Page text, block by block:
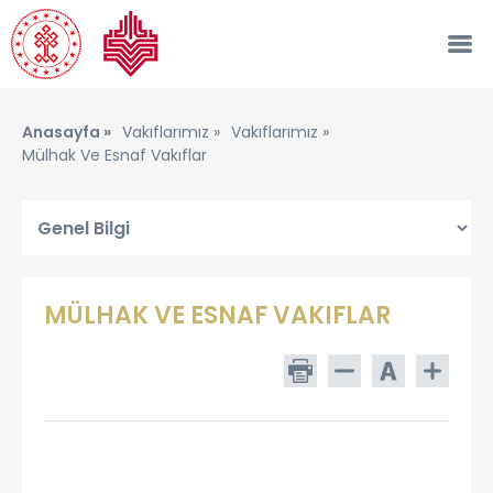
Anasayfa » Vakıflarımız » Vakıflarımız »
Mülhak Ve Esnaf Vakıflar
MÜLHAK VE ESNAF VAKIFLAR